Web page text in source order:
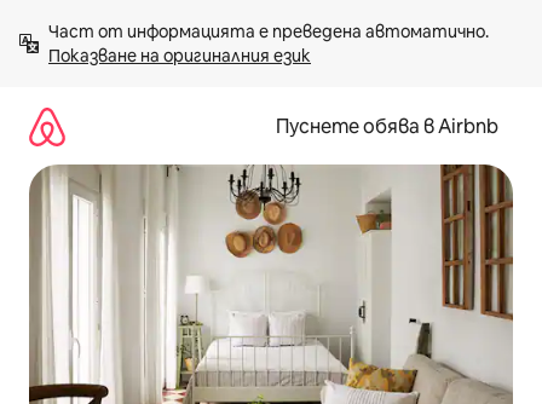
към
съдържанието
Показване на оригиналния език
Пуснете обява в Airbnb